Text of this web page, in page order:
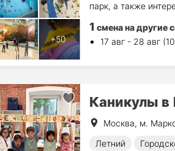
парк, а также
1 смена на другие
17 авг - 28 авг
Каникулы
Москва, м.
Летний